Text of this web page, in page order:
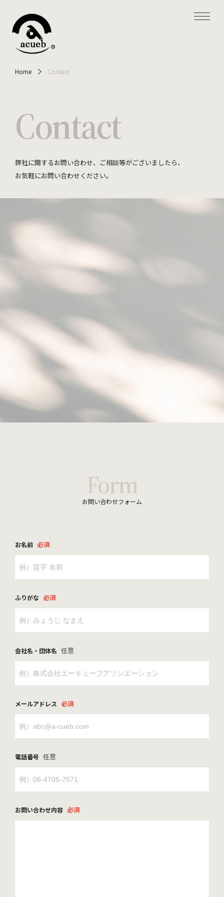
Home Contact
Contact
弊社に関するお問い合わせ、ご相談等がございましたら、
お気軽にお問い合わせください。
Form
お問い合わせフォーム
お名前 必須
ふりがな 必須
会社名・団体名 任意
メールアドレス 必須
電話番号 任意
お問い合わせ内容 必須